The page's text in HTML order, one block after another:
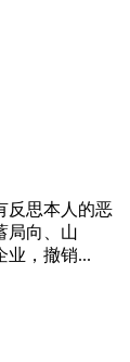
反思本人的恶
局向、山
业，撤销...